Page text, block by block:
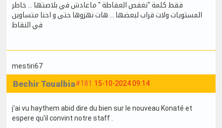
فقط كلمة "نغفص العفاطة " ماعادش في بلاصتها … خاطر
المستويات ولات قراب لبعضها … هات نهزوها حتى و احنا متساوين
في النقاط
mestiri67
#181 15-10-2024 09:14
Bechir Toualbia
j'ai vu haythem abid dire du bien sur le nouveau Konaté et
espere qu'il convint notre staff .